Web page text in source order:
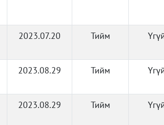
2023.07.20 Тийм
2023.08.29 Тийм
2023.08.29 Тийм